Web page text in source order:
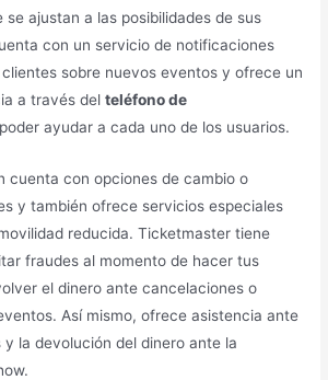
se ajustan a las posibilidades de sus
con un servicio de notificaciones
sobre nuevos eventos y ofrece un
a través delteléfono de
ayudar a cada uno de los usuarios.
cuenta con opciones de cambio o
y también ofrece servicios especiales
reducida. Ticketmaster tiene
fraudes al momento de hacer tus
el dinero ante cancelaciones o
Así mismo, ofrece asistencia ante
la devolución del dinero ante la